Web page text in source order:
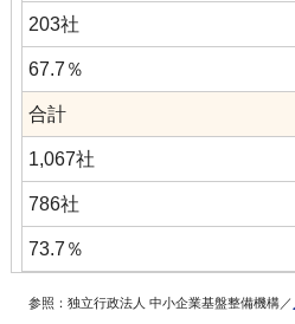
203社
67.7％
合計
1,067社
786社
73.7％
参照：独立行政法人 中小企業基盤整備機構／